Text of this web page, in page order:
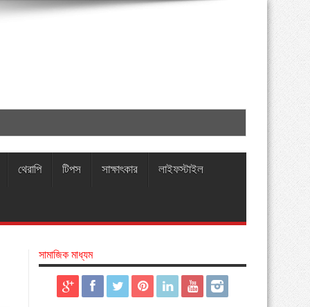
থেরাপি টিপস সাক্ষাৎকার লাইফস্টাইল
সামাজিক মাধ্যম